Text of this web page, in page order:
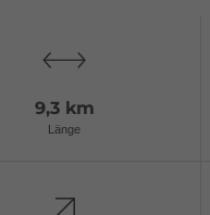
9,3 km
Länge